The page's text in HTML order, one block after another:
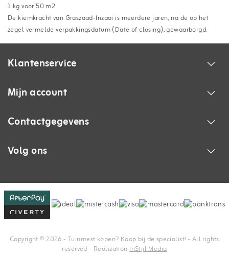
1 kg voor 50 m2
De kiemkracht van Graszaad-Inzaai is meerdere jaren, na de op het
zegel vermelde verpakkingsdatum (Date of closing), gewaarborgd.
Klantenservice
Mijn account
Contactgegevens
Volg ons
Copyright © 2026 - Tuinmest kopen? Koop bij de specialist! - All rights
reserved - RealizationInStijl Media